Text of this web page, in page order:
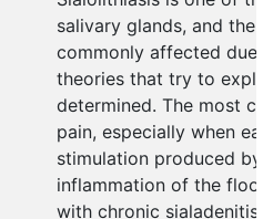
salivary glands, and the
commonly affected due
theories that try to
determined. The most
pain, especially when
stimulation produced by
inflammation of the
with chronic sialadenitis